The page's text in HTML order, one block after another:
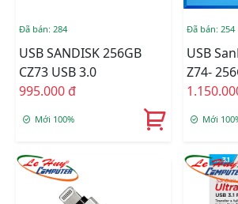
Đã bán: 284
USB SANDISK 256GB
CZ73 USB 3.0
995.000 đ
Mới 100%
Đã bán: 254
USB
Z74-
Mới